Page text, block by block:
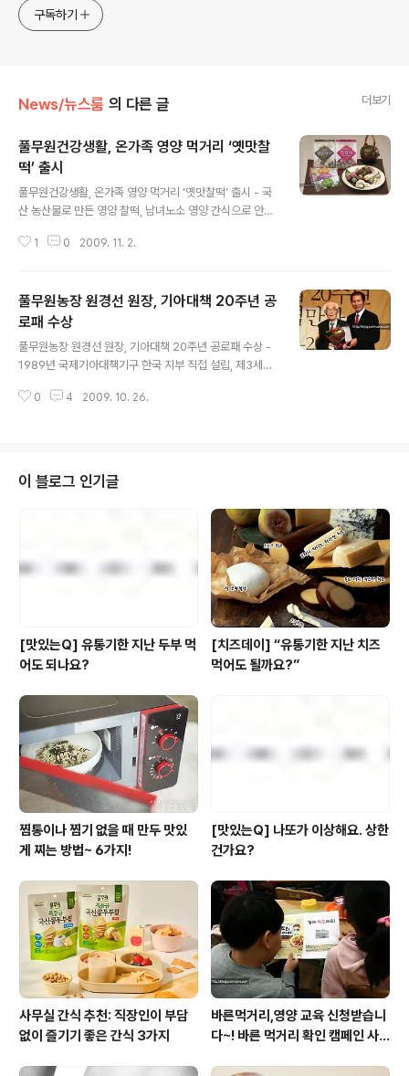
구독하기
News/뉴스룸 의 다른 글 더보기
풀무원건강생활, 온가족 영양 먹거리 ‘옛맛찰
떡’ 출시
풀무원건강생활, 온가족 영양 먹거리 ‘옛맛찰떡’ 출시 - 국
산 농산물로 만든 영양 찰떡, 남녀노소 영양 간식으로 안성
즐기는 먹거리 풀무원건강생활(대표 이규석)은 100% 국
떡, 옛맛현미영양찰떡, 옛맛검은깨경단, 고향맛 한입떡)을
출시했다. ‘옛맛찰떡’은 통쌀로 고두밥을 짓는 ‘통쌀기법’과
100번 이상 치대는 ‘떡메기법’인 전통방식에 풀무원의 무
첨가 제조원칙에 따라 MSG, 유화제, 전분, 색소, 방부제를
넣지 않아 안심하고 먹을 수 있는 영양 간식이다. 100% 국
산 농산물 찹쌀, 쑥, 흑미, 현미, 검은깨등과 천연 원료를 사
1 0 2009. 11. 2.
풀무원농장 원경선 원장, 기아대책 20주년 공
로패 수상
풀무원농장 원경선 원장, 기아대책 20주년 공로패 수상 -
1989년 국제기아대책기구 한국 지부 직접 설립, 제3세계
역 농부로 일하며 평화, 기아대책, 환경운동에 앞장서 - 풀
세)이 한국기아대책기구 20주년 기념행사에서 공로패를
수상했다. 1989년 설립, 올해로 20주년을 맞은 기아대책
은 지난 23일 여의도 63빌딩 컨벤션홀에서 열린 기념행사
에서 국제기아대책기구 한국지부를 설립하고 지금까지 이
사로 참여하면서 국제 빈곤 타파에 헌신해온 원경선옹에게
공로패를 수여하고, 축하하는 자리를 가..
0 4 2009. 10. 26.
이 블로그 인기글
[맛있는Q] 유통기한 지난 두부 먹
어도 되나요?
[치즈데이] “유통기한 지난 치즈
먹어도 될까요?”
찜통이나 찜기 없을 때 만두 맛있
게 찌는 방법~ 6가지!
[맛있는Q] 나또가 이상해요. 상한
건가요?
사무실 간식 추천: 직장인이 부담
없이 즐기기 좋은 간식 3가지
바른먹거리,영양 교육 신청받습니
다~! 바른 먹거리 확인 캠페인 사